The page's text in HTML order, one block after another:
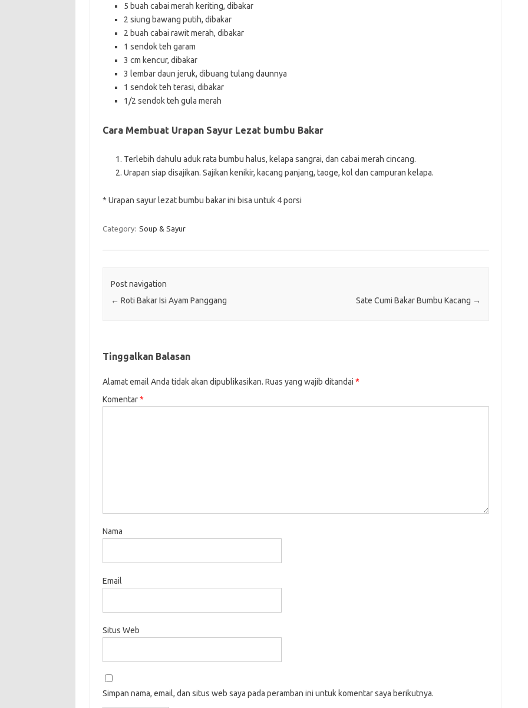
5 buah cabai merah keriting, dibakar
2 siung bawang putih, dibakar
2 buah cabai rawit merah, dibakar
1 sendok teh garam
3 cm kencur, dibakar
3 lembar daun jeruk, dibuang tulang daunnya
1 sendok teh terasi, dibakar
1/2 sendok teh gula merah
Cara Membuat Urapan Sayur Lezat bumbu Bakar
Terlebih dahulu aduk rata bumbu halus, kelapa sangrai, dan cabai merah cincang.
Urapan siap disajikan. Sajikan kenikir, kacang panjang, taoge, kol dan campuran kelapa.
* Urapan sayur lezat bumbu bakar ini bisa untuk 4 porsi
Category: Soup & Sayur
Post navigation
← Roti Bakar Isi Ayam Panggang Sate Cumi Bakar Bumbu Kacang →
Tinggalkan Balasan
Alamat email Anda tidak akan dipublikasikan. Ruas yang wajib ditandai *
Komentar*
Nama
Email
Situs Web
Simpan nama, email, dan situs web saya pada peramban ini untuk komentar saya berikutnya.